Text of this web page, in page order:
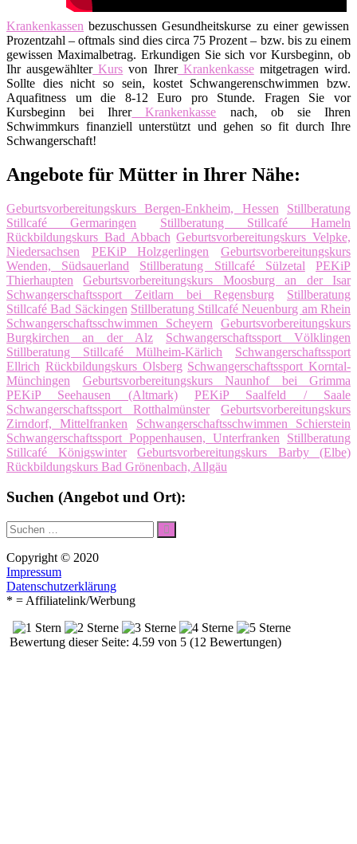
Krankenkassen bezuschussen Gesundheitskurse zu einer gewissen
Prozentzahl – oftmals sind dies circa 75 Prozent – bzw. bis zu einem
gewissen Maximalbetrag. Erkundigen Sie sich vor Kursbeginn, ob
Ihr ausgewählterKurs von IhrerKrankenkassemitgetragen wird.
Sollte dies nicht so sein, kostet Schwangerenschwimmen bzw.
Aquafitness um die 8-12 Euro pro Stunde. Fragen Sie vor
Kursbeginn bei IhrerKrankenkasse nach, ob sie Ihren
Schwimmkurs finanziell unterstützt und gehen so fit durch Ihre
Schwangerschaft!
Angebote für Mütter in Ihrer Nähe:
Geburtsvorbereitungskurs Bergen-Enkheim, Hessen
Stillberatung
Stillcafé Germaringen
Stillberatung Stillcafé Hameln
Rückbildungskurs Bad Abbach Geburtsvorbereitungskurs Velpke,
Niedersachsen
PEKiP Holzgerlingen
Geburtsvorbereitungskurs
Wenden, Südsauerland
Stillberatung Stillcafé Sülzetal
PEKiP
Thierhaupten
Geburtsvorbereitungskurs Moosburg an der Isar
Schwangerschaftssport Zeitlarn bei Regensburg
Stillberatung
Stillcafé Bad Säckingen Stillberatung Stillcafé Neuenburg am Rhein
Schwangerschaftsschwimmen Scheyern
Geburtsvorbereitungskurs
Burgkirchen an der Alz
Schwangerschaftssport Völklingen
Stillberatung Stillcafé Mülheim-Kärlich
Schwangerschaftssport
Ellrich Rückbildungskurs Olsberg Schwangerschaftssport Korntal-
Münchingen
Geburtsvorbereitungskurs Naunhof bei Grimma
PEKiP Seehausen (Altmark)
PEKiP Saalfeld / Saale
Schwangerschaftssport Rotthalmünster
Geburtsvorbereitungskurs
Zirndorf, Mittelfranken
Schwangerschaftsschwimmen Schierstein
Schwangerschaftssport Poppenhausen, Unterfranken
Stillberatung
Stillcafé Königswinter
Geburtsvorbereitungskurs Barby (Elbe)
Rückbildungskurs Bad Grönenbach, Allgäu
Suchen (Angebot und Ort):
Suche
nach:
Suchen
Copyright © 2020
Impressum
Datenschutzerklärung
* = Affiliatelink/Werbung
Bewertung dieser Seite: 4.59 von 5 (12 Bewertungen)